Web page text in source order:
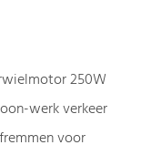
250W
werk verkeer
voor